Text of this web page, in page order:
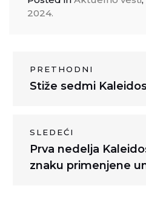
2024.
Kretanje
članka
PRETHODNI
Previous
Stiže sedmi
SLEDEĆI
Next
post:
Prva nedelja
znaku primenjene